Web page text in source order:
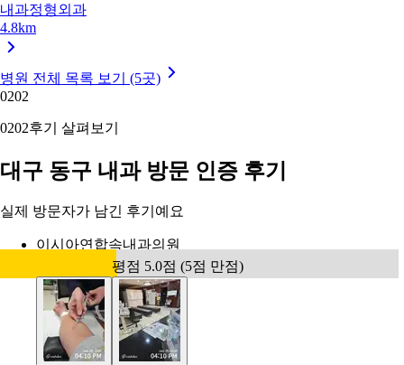
내과정형외과
4.8km
병원 전체 목록 보기 (5곳)
0202
0202후기 살펴보기
대구 동구 내과 방문 인증 후기
실제 방문자가 남긴 후기예요
이시아연합속내과의원
평점 5.0점 (5점 만점)